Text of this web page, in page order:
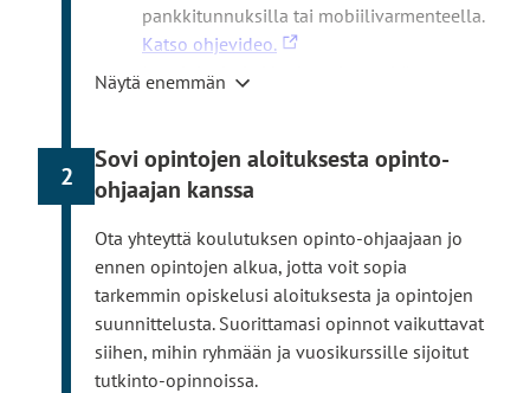
l
l
v
t
o
l
l
e
pankkitunnuksilla tai mobiilivarmenteella.
Katso ohjevideo. L
k
i
e
u
l
k
Jos aktivointi ei heti onnistu, yritä
yhteyttä IT-palveluihin:
servicedesk@turkuamk.fi
n
k
k
i
v
Näytä enemmän
2
Sovi opintojen aloituksesta opinto-
ohjaajan kanssa
Ota yhteyttä koulutuksen opinto-ohjaajaan jo
ennen opintojen alkua, jotta voit sopia
tarkemmin opiskelusi aloituksesta ja opintojen
suunnittelusta. Suorittamasi opinnot vaikuttavat
siihen, mihin ryhmään ja vuosikurssille sijoitut
tutkinto-opinnoissa.